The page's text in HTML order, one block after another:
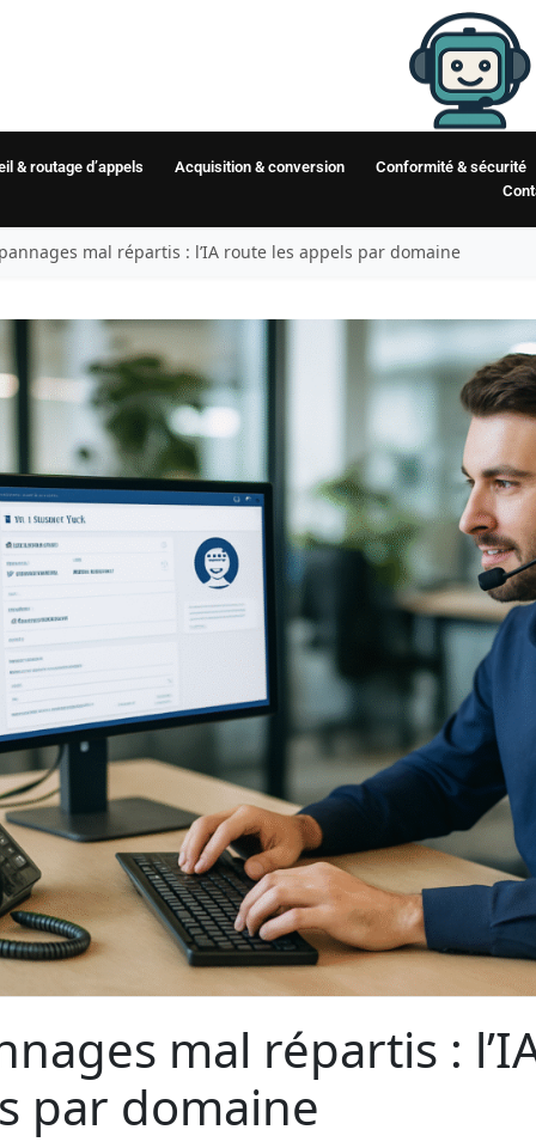
& routage d’appels Acquisition & conversion Conformité & sécurité
mal répartis : l’IA route les appels par domaine
mal répartis :
par domaine